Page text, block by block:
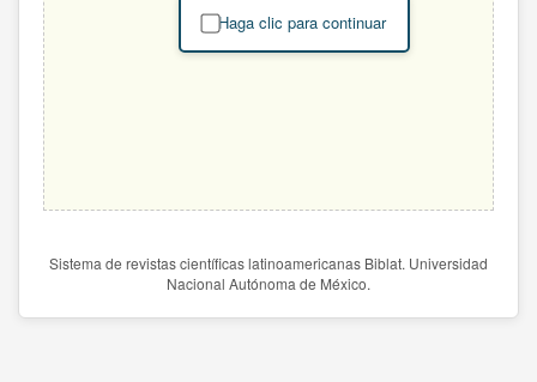
Haga clic para continuar
Sistema de revistas científicas latinoamericanas Biblat. Universidad
Nacional Autónoma de México.